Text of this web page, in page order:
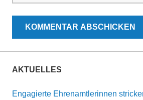
AKTUELLES
Engagierte Ehrenamtlerinnen